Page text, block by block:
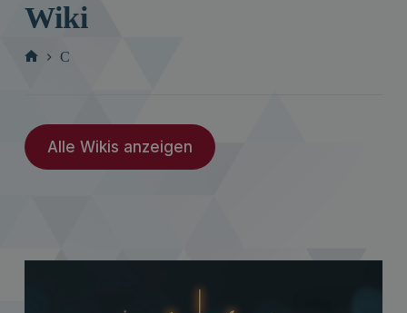
Wiki
C
Alle Wikis anzeigen